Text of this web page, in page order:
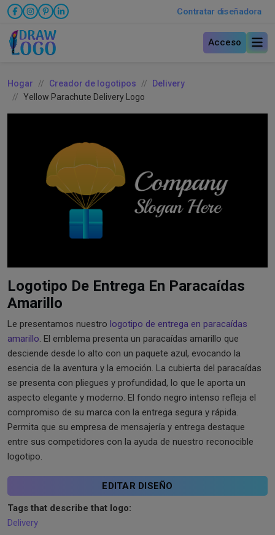
Contratar diseñadora
Acceso
Hogar Creador de logotipos
Delivery
Yellow Parachute Delivery Logo
Logotipo De Entrega En Paracaídas
Amarillo
Le presentamos nuestro logotipo de entrega en paracaídas
amarillo . El emblema presenta un paracaídas amarillo que
desciende desde lo alto con un paquete azul, evocando la
esencia de la aventura y la emoción. La cubierta del paracaídas
se presenta con pliegues y profundidad, lo que le aporta un
aspecto elegante y moderno. El fondo negro intenso refleja el
compromiso de su marca con la entrega segura y rápida.
Permita que su empresa de mensajería y entrega destaque
entre sus competidores con la ayuda de nuestro reconocible
logotipo.
EDITAR DISEÑO
Tags that describe that logo:
Delivery